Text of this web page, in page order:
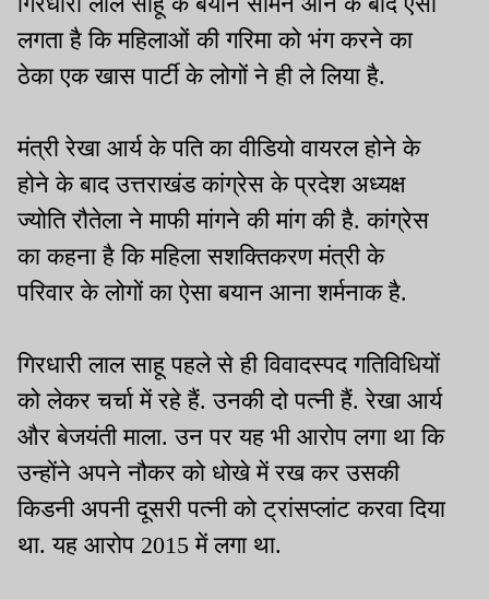
लगता है कि महिलाओं की गरिमा को भंग करने का
ठेका एक खास पार्टी के लोगों ने ही ले लिया है.
मंत्री रेखा आर्य के पति का वीडियो वायरल होने के
होने के बाद उत्तराखंड कांग्रेस के प्रदेश अध्यक्ष
ज्योति रौतेला ने माफी मांगने की मांग की है. कांग्रेस
का कहना है कि महिला सशक्तिकरण मंत्री के
परिवार के लोगों का ऐसा बयान आना शर्मनाक है.
गिरधारी लाल साहू पहले से ही विवादस्पद गतिविधियों
को लेकर चर्चा में रहे हैं. उनकी दो पत्नी हैं. रेखा आर्य
और बेजयंती माला. उन पर यह भी आरोप लगा था कि
उन्होंने अपने नौकर को धोखे में रख कर उसकी
किडनी अपनी दूसरी पत्नी को ट्रांसप्लांट करवा दिया
था. यह आरोप 2015 में लगा था.